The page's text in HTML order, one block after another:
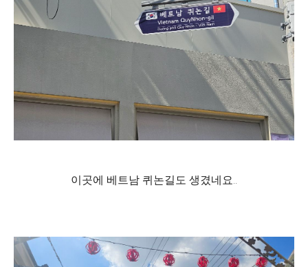
이곳에 베트남 퀴논길도 생겼네요..